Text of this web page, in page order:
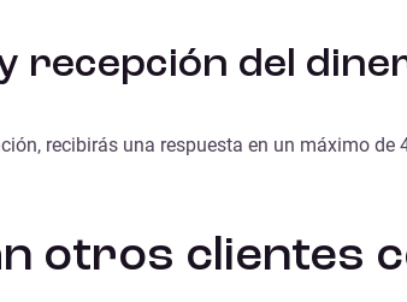
recepción del
recibirás una respuesta en un máximo
otros clientes